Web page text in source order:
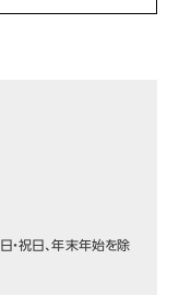
祝日、年末年始を除